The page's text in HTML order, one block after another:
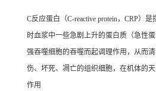
C反应蛋白（C-reactive protein，CRP）是
时血浆中一些急剧上升的蛋白质（急性
强吞噬细胞的吞噬而起调理作用，从而
伤、坏死、凋亡的组织细胞，在机体的
作用